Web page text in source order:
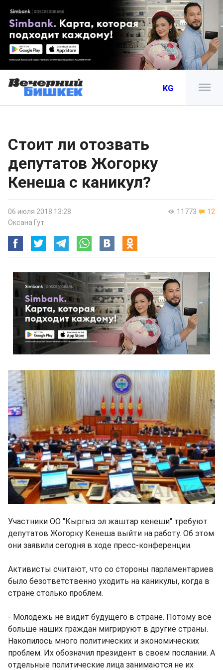
KG
Стоит ли отозвать
депутатов Жогорку
Кенеша с каникул?
11773 12
06 июля 2018 13:28
Оксана Гут
Участники ОО "Кыргыз эл жаштар кенеши" требуют
депутатов Жогорку Кенеша выйти на работу. Об этом
они заявили сегодня в ходе пресс-конференции.
Активисты считают, что со стороны парламентариев
было безответственно уходить на каникулы, когда в
стране столько проблем.
- Молодежь не видит будущего в стране. Потому все
больше наших граждан мигрируют в другие страны.
Накопилось много политических и экономических
проблем. Их обозначил президент в своем послании. А
отдельные политические лица занимаются не их